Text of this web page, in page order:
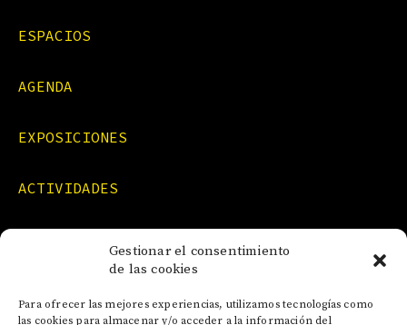
Gestionar el consentimiento
de las cookies
Para ofrecer las mejores experiencias, utilizamos tecnologías como
las cookies para almacenar y/o acceder a la información del
ESPACIOS
AGENDA
EXPOSICIONES
ACTIVIDADES